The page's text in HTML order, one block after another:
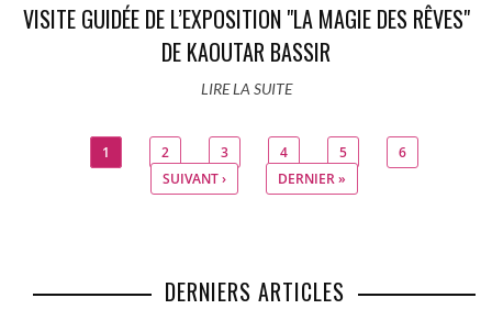
VISITE GUIDÉE DE L’EXPOSITION "LA MAGIE DES RÊVES"
DE KAOUTAR BASSIR
LIRE LA SUITE
1 2 3 4 5
6
SUIVANT ›
DERNIER »
DERNIERS ARTICLES